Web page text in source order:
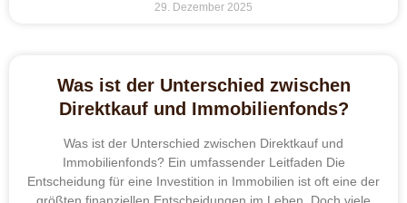
29. Dezember 2025
Was ist der Unterschied zwischen
Direktkauf und Immobilienfonds?
Was ist der Unterschied zwischen Direktkauf und
Immobilienfonds? Ein umfassender Leitfaden Die
Entscheidung für eine Investition in Immobilien ist oft eine der